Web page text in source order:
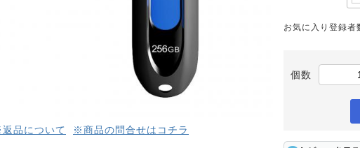
品について ※商品の問合せはコチラ
お気に入り登録者
個数